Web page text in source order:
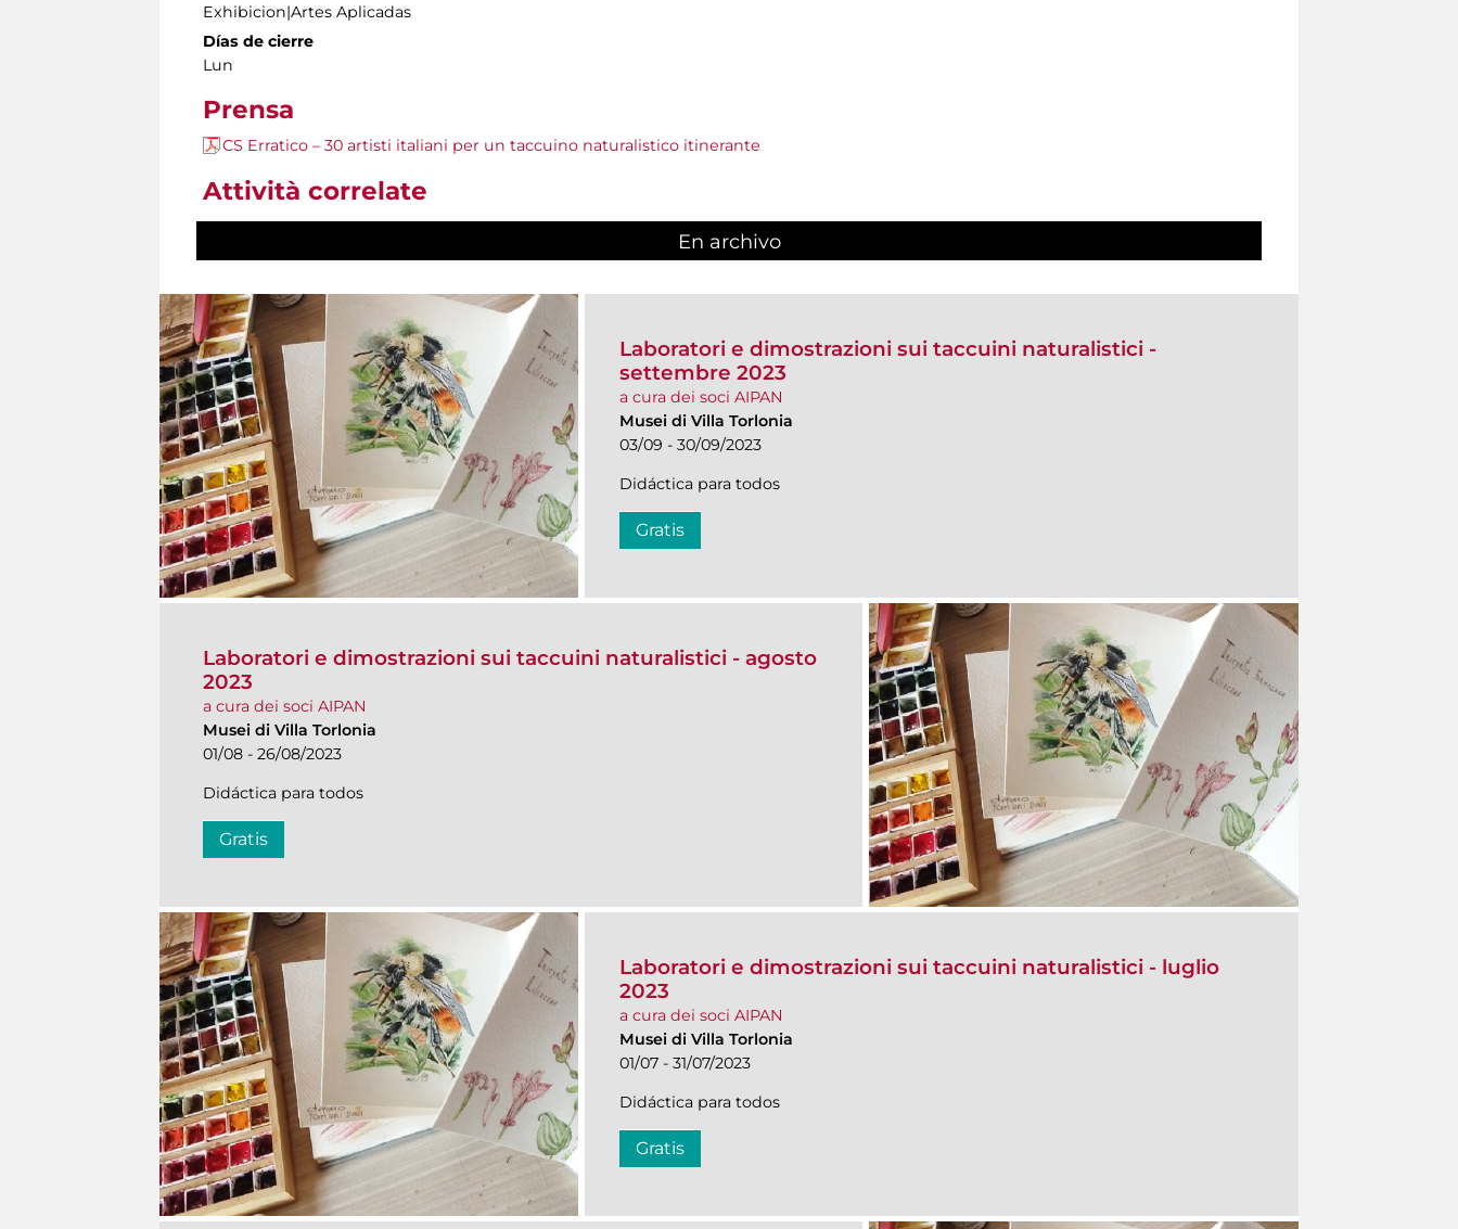
Exhibicion|Artes Aplicadas
Días de cierre
Lun
Prensa
CS Erratico – 30 artisti italiani per un taccuino naturalistico itinerante
Attività correlate
En archivo
Laboratori e dimostrazioni sui taccuini naturalistici -
settembre 2023
a cura dei soci AIPAN
Musei di Villa Torlonia
03/09 - 30/09/2023
Didáctica para todos
Gratis
Laboratori e dimostrazioni sui taccuini naturalistici - agosto
2023
a cura dei soci AIPAN
Musei di Villa Torlonia
01/08 - 26/08/2023
Didáctica para todos
Gratis
Laboratori e dimostrazioni sui taccuini naturalistici - luglio
2023
a cura dei soci AIPAN
Musei di Villa Torlonia
01/07 - 31/07/2023
Didáctica para todos
Gratis